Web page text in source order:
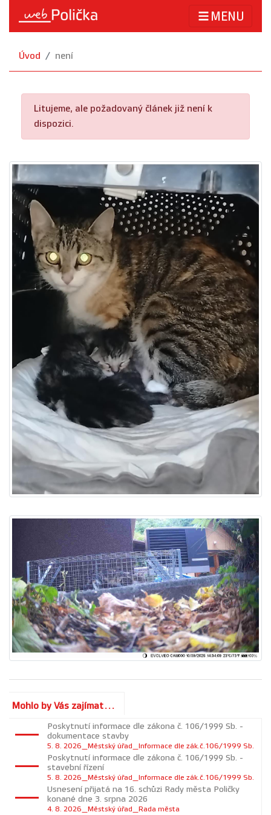
MENU
Úvod není
Litujeme, ale požadovaný článek již není k
dispozici.
Mohlo by Vás zajímat...
Poskytnutí informace dle zákona č. 106/1999 Sb. -
dokumentace stavby
5. 8. 2026_Městský úřad_Informace dle zák.č.106/1999 Sb.
Poskytnutí informace dle zákona č. 106/1999 Sb. -
stavební řízení
5. 8. 2026_Městský úřad_Informace dle zák.č.106/1999 Sb.
Usnesení přijatá na 16. schůzi Rady města Poličky
konané dne 3. srpna 2026
4. 8. 2026_Městský úřad_Rada města